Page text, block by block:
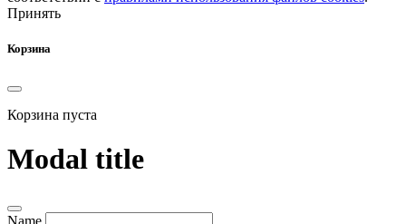
Принять
Корзина
Корзина пуста
Modal title
Name